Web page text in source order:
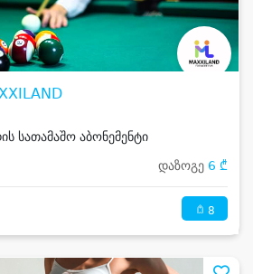
სათამაშო აბონემენტი
დაზოგე 6 ₾
8